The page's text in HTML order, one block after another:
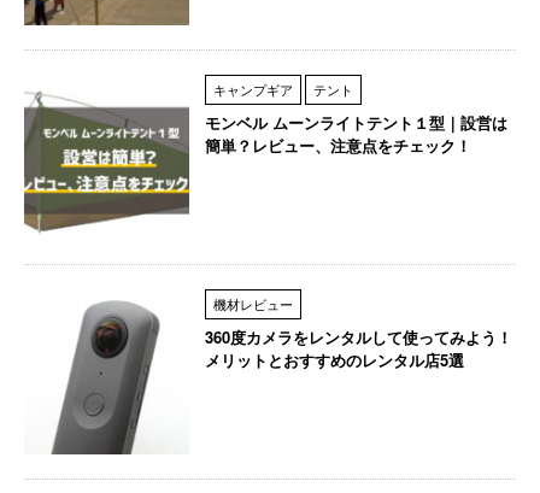
キャンプギア テント
モンベル ムーンライトテント１型｜設営は
簡単？レビュー、注意点をチェック！
機材レビュー
360度カメラをレンタルして使ってみよう！
メリットとおすすめのレンタル店5選